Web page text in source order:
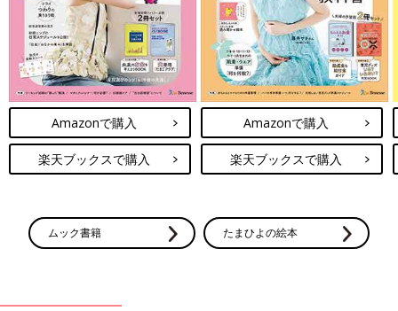
たのです。子どもをもつ現地の人々に安定した雇用を提供するこ
とで、児童労働問題の解決につなげています。」（中村社長）
とってもかわいい上に、ママ・パパ目線での工夫や、赤ちゃんや
社会への思いがつまったブランド「Haruulala Organic」。自宅
用はもちろん、出産祝いの贈り物としても人気が出そうです。
（文・たまひよONLINE編集部）
関連：かっかわいすぎる〜☆Haruulalaの超キュートなベビー服
にハマるママが続出！
WEBサイト：https://haruulala.life/
Amazonで購入
楽天ブックスで購入
Amazonで購入
楽天ブックスで購入
ムック書籍 たまひよの絵本